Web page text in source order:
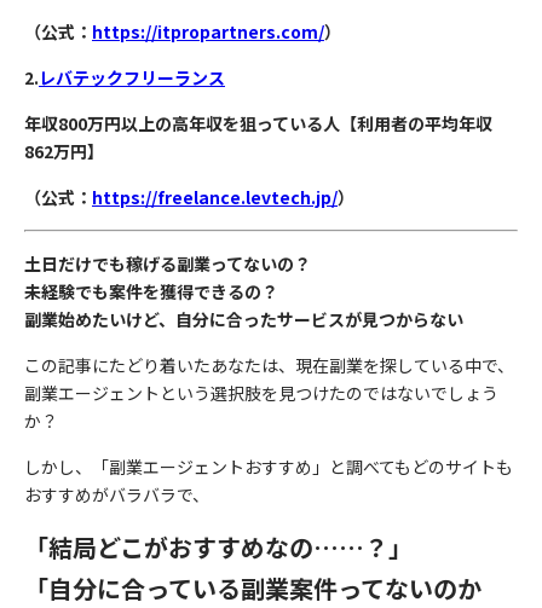
（公式： https://itpropartners.com/）
2. レバテックフリーランス
年収800万円以上の高年収を狙っている人【利用者の平均年収
862万円】
（公式： https://freelance.levtech.jp/）
土日だけでも稼げる副業ってないの？
未経験でも案件を獲得できるの？
副業始めたいけど、自分に合ったサービスが見つからない
この記事にたどり着いたあなたは、現在副業を探している中で、
副業エージェントという選択肢を見つけたのではないでしょう
か？
しかし、「副業エージェントおすすめ」と調べてもどのサイトも
おすすめがバラバラで、
「結局どこがおすすめなの……？」
「自分に合っている副業案件ってないのか